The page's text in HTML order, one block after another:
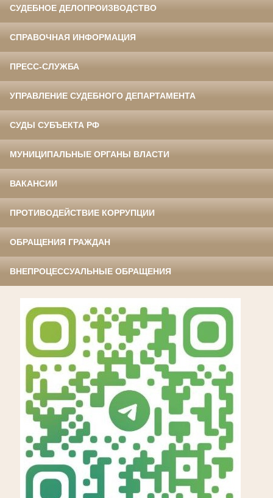
СУДЕБНОЕ ДЕЛОПРОИЗВОДСТВО
СПРАВОЧНАЯ ИНФОРМАЦИЯ
ПРЕСС-СЛУЖБА
УПРАВЛЕНИЕ СУДЕБНОГО ДЕПАРТАМЕНТА
СУДЫ СУБЪЕКТА РФ
МУНИЦИПАЛЬНЫЕ ОРГАНЫ ВЛАСТИ
ВАКАНСИИ
ПРОТИВОДЕЙСТВИЕ КОРРУПЦИИ
ОБРАЩЕНИЯ ГРАЖДАН
ВНЕПРОЦЕССУАЛЬНЫЕ ОБРАЩЕНИЯ